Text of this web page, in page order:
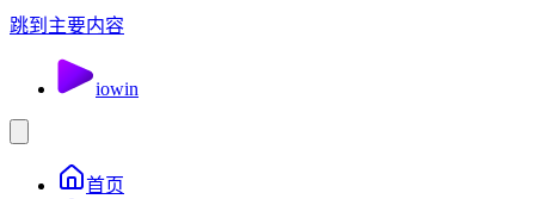
跳到主要内容
iowin
首页